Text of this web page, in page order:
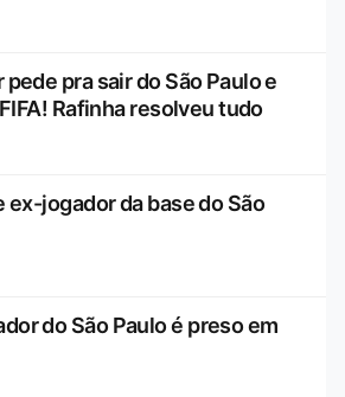
pede pra sair do São Paulo e
Rafinha resolveu tudo
ex-jogador da base do São
do São Paulo é preso em